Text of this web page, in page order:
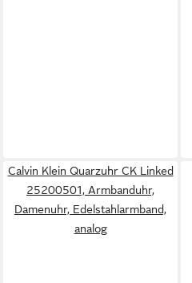
Calvin Klein Quarzuhr CK Linked
25200501, Armbanduhr,
Damenuhr, Edelstahlarmband,
analog